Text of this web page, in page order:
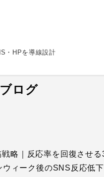
・HPを導線設計
ログ
略｜反応率を回復させる
ィーク後のSNS反応低